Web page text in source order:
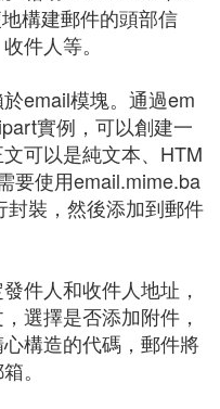
構建郵件的頭部信
件人等。
email模塊。通過em
實例，可以創建一
可以是純文本、HTM
要使用email.mime.ba
裝，然後添加到郵件
件人和收件人地址，
選擇是否添加附件，
構造的代碼，郵件將
。